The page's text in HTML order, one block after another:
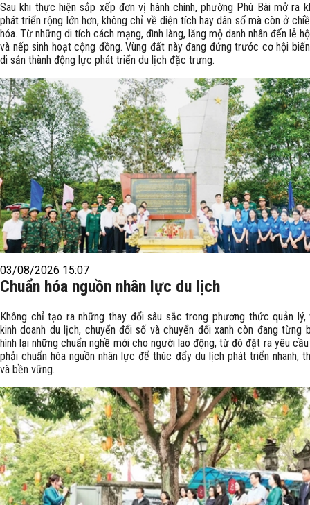
Sau khi thực hiện sắp xếp đơn vị hành chính, phường Phú Bài mở ra
phát triển rộng lớn hơn, không chỉ về diện tích hay dân số mà còn ở
hóa. Từ những di tích cách mạng, đình làng, lăng mộ danh nhân đến lễ
và nếp sinh hoạt cộng đồng. Vùng đất này đang đứng trước cơ hội
di sản thành động lực phát triển du lịch đặc trưng.
03/08/2026 15:07
Chuẩn hóa nguồn nhân lực du lịch
Không chỉ tạo ra những thay đổi sâu sắc trong phương thức quản lý,
kinh doanh du lịch, chuyển đổi số và chuyển đổi xanh còn đang từng
hình lại những chuẩn nghề mới cho người lao động, từ đó đặt ra yêu
phải chuẩn hóa nguồn nhân lực để thúc đẩy du lịch phát triển nhanh,
và bền vững.